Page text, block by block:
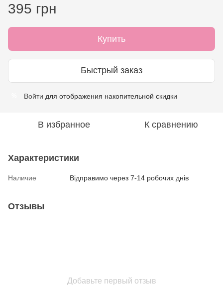
395 грн
Купить
Быстрый заказ
Войти для отображения накопительной скидки
В избранное К сравнению
Характеристики
Наличие Відправимо через 7-14 робочих днів
Отзывы
Добавьте первый отзыв